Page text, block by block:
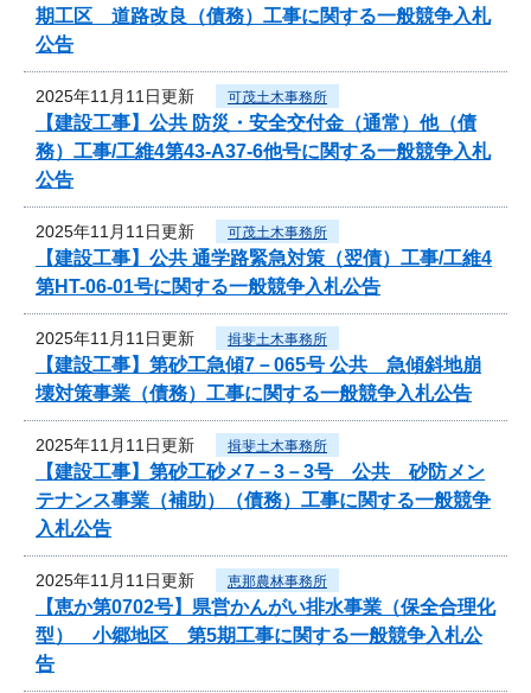
期工区 道路改良（債務）工事に関する一般競争入札
公告
2025年11月11日更新 可茂土木事務所
【建設工事】公共 防災・安全交付金（通常）他（債
務）工事/工維4第43-A37-6他号に関する一般競争入札
公告
2025年11月11日更新 可茂土木事務所
【建設工事】公共 通学路緊急対策（翌債）工事/工維4
第HT-06-01号に関する一般競争入札公告
2025年11月11日更新 揖斐土木事務所
【建設工事】第砂工急傾7－065号 公共 急傾斜地崩
壊対策事業（債務）工事に関する一般競争入札公告
2025年11月11日更新 揖斐土木事務所
【建設工事】第砂工砂メ7－3－3号 公共 砂防メン
テナンス事業（補助）（債務）工事に関する一般競争
入札公告
2025年11月11日更新 恵那農林事務所
【恵か第0702号】県営かんがい排水事業（保全合理化
型） 小郷地区 第5期工事に関する一般競争入札公
告